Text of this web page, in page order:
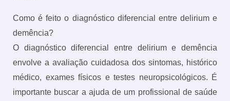
Como é feito o diagnóstico diferencial entre delirium e
demência?
O diagnóstico diferencial entre delirium e demência
envolve a avaliação cuidadosa dos sintomas, histórico
médico, exames físicos e testes neuropsicológicos. É
importante buscar a ajuda de um profissional de saúde